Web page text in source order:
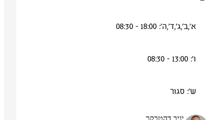
א',ב',ג',ד',ה': 18:00 - 08:30
ש': סגור
יניב דהטבקר